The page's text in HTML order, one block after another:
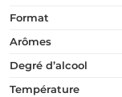
format
arômes
degré d’alcool
température